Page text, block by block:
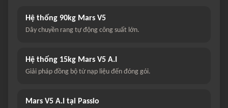
Hệ thống 90kg Mars V5
Dây chuyền rang tự động công suất lớn.
Hệ thống 15kg Mars V5 A.I
Giải pháp đồng bộ từ nạp liệu đến đóng gói.
Mars V5 A.I tại Passio